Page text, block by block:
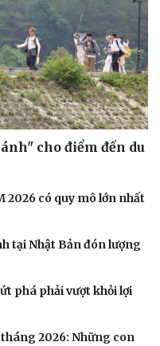
cho điểm đến du
2026 có quy mô lớn nhất
tại Nhật Bản đón lượng
phá phải vượt khỏi lợi
2026: Những con